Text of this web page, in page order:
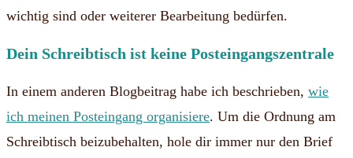
wichtig sind oder weiterer Bearbeitung bedürfen.
Dein Schreibtisch ist keine Posteingangszentrale
In einem anderen Blogbeitrag habe ich beschrieben, wie
ich meinen Posteingang organisiere. Um die Ordnung am
Schreibtisch beizubehalten, hole dir immer nur den Brief